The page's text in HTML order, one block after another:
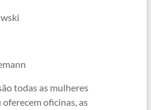
todas as mulheres
oficinas, as